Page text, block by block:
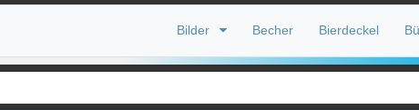
Bilder Becher Bierdeckel